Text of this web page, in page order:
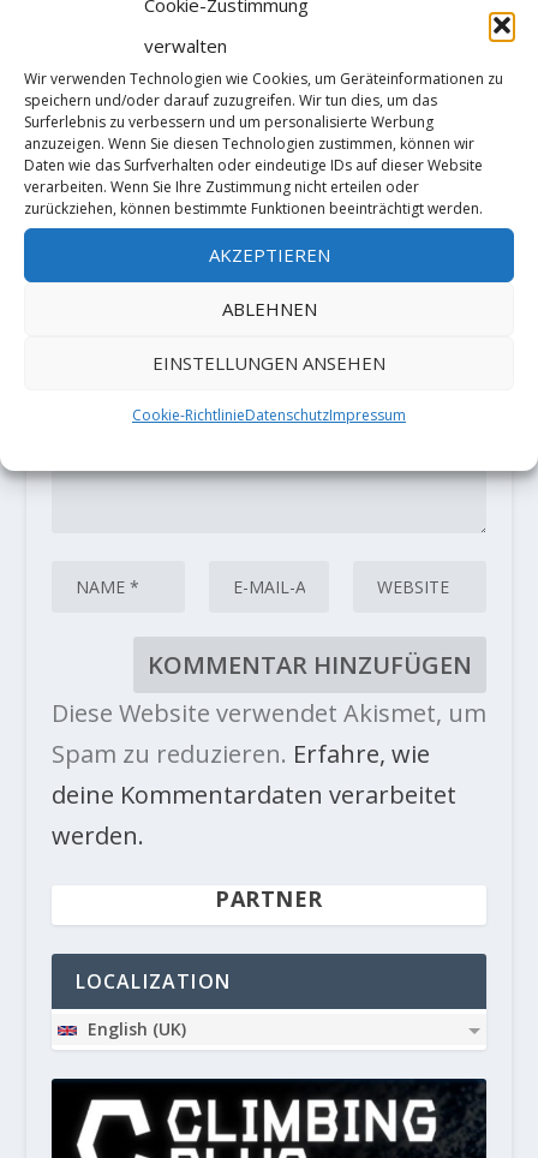
verwalten
Wir verwenden Technologien wie Cookies, um Geräteinformationen zu
speichern und/oder darauf zuzugreifen. Wir tun dies, um das
Surferlebnis zu verbessern und um personalisierte Werbung
anzuzeigen. Wenn Sie diesen Technologien zustimmen, können wir
Daten wie das Surfverhalten oder eindeutige IDs auf dieser Website
verarbeiten. Wenn Sie Ihre Zustimmung nicht erteilen oder
zurückziehen, können bestimmte Funktionen beeinträchtigt werden.
AKZEPTIEREN
ABLEHNEN
EINSTELLUNGEN ANSEHEN
Cookie-RichtlinieDatenschutzImpressum
Ethan Pringle managed the 5th
HINTERLASSE EINE ANTWORT
Deine E-Mail-Adresse wird nicht
Erforderliche Felder
markiert
Diese Website verwendet Akismet, um
Spam zu reduzieren. Erfahre, wie
deine Kommentardaten verarbeitet
werden.
PARTNER
LOCALIZATION
English (UK)